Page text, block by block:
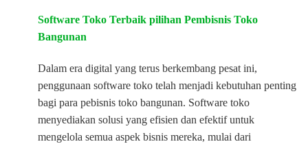
Software Toko Terbaik pilihan Pembisnis Toko
Bangunan
Dalam era digital yang terus berkembang pesat ini,
penggunaan software toko telah menjadi kebutuhan penting
bagi para pebisnis toko bangunan. Software toko
menyediakan solusi yang efisien dan efektif untuk
mengelola semua aspek bisnis mereka, mulai dari